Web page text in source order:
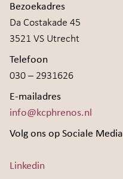
Bezoekadres
Da Costakade 45
3521 VS Utrecht
Telefoon
030 – 2931626
E-mailadres
info@kcphrenos.nl
Volg ons op Sociale Media
Linkedin